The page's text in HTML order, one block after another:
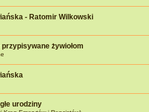
- Ratomir Wilkowski
żywiołom
urodziny